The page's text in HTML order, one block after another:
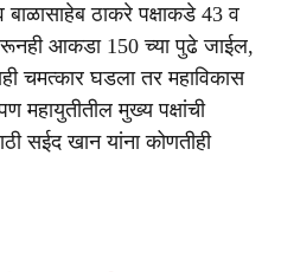
ठाकरे पक्षाकडे 43 व
आकडा 150 च्या पुढे जाईल,
चमत्कार घडला तर महाविकास
मुख्य पक्षांची
सईद खान यांना कोणतीही